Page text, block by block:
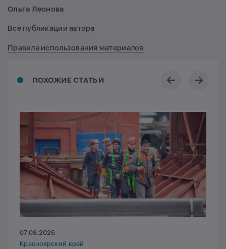
ПОХОЖИЕ СТАТЬИ
07.08.2026
Красноярский край
Ольга Леонова
Все публикации автора
Правила использования материалов